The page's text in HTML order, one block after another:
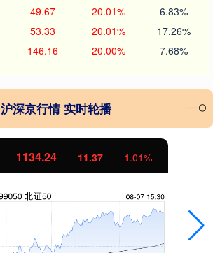
49.67 20.01% 6.83%
53.33 20.01% 17.26%
146.16 20.00% 7.68%
沪深京行情 实时轮播
1134.24 11.37 1.01%